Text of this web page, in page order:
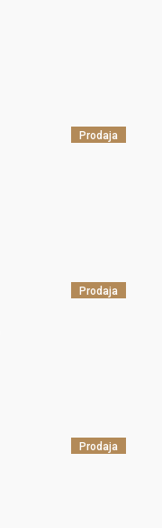
Prodaja
Prodaja
Prodaja